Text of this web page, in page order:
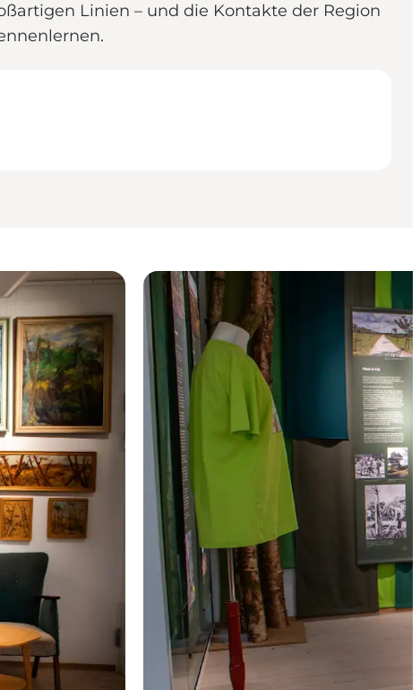
Linien – und die Kontakte der Region